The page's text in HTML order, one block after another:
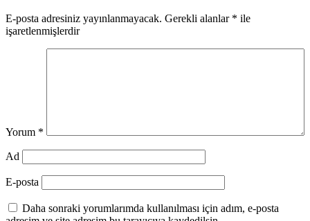
E-posta adresiniz yayınlanmayacak. Gerekli alanlar * ile
işaretlenmişlerdir
Yorum *
Ad
E-posta
Daha sonraki yorumlarımda kullanılması için adım, e-posta